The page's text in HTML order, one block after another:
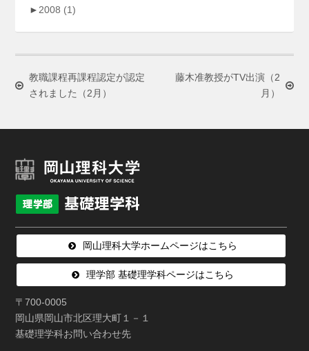
► 2008 (1)
教職課程再課程認定が認定
されました（2月）
藤木准教授がTV出演（2
月）
岡山理科大学ホームページはこちら
理学部 基礎理学科ページはこちら
〒700-0005
岡山県岡山市北区理大町１－１
基礎理学科お問い合わせ先